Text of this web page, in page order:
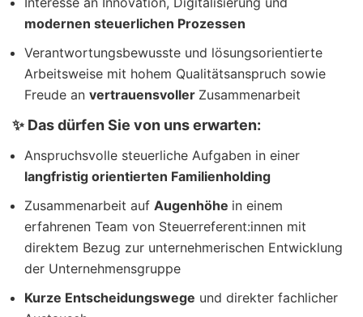
modernen steuerlichen Prozessen
Verantwortungsbewusste und lösungsorientierte
Arbeitsweise mit hohem Qualitätsanspruch sowie
Freude an vertrauensvoller Zusammenarbeit
✨ Das dürfen Sie von uns erwarten:
Anspruchsvolle steuerliche Aufgaben in einer
langfristig orientierten Familienholding
Zusammenarbeit auf Augenhöhe in einem
erfahrenen Team von Steuerreferent:innen mit
direktem Bezug zur unternehmerischen Entwicklung
der Unternehmensgruppe
Kurze Entscheidungswege und direkter fachlicher